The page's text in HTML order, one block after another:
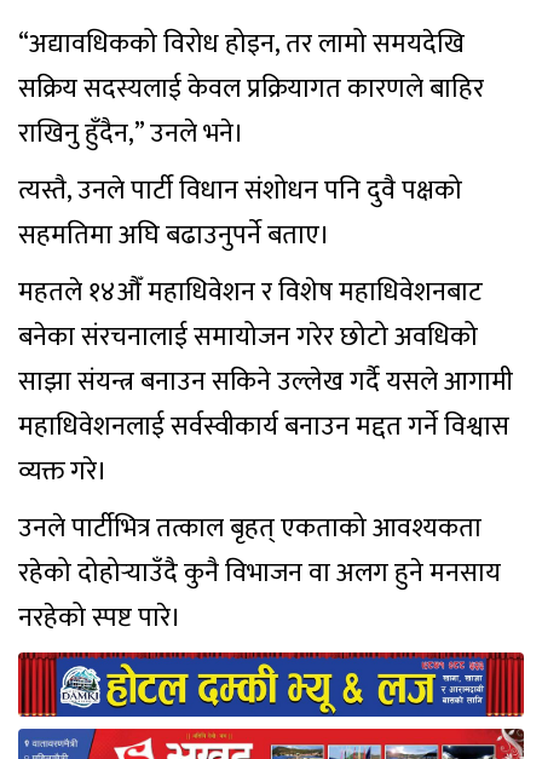
“अद्यावधिकको विरोध होइन, तर लामो समयदेखि
सक्रिय सदस्यलाई केवल प्रक्रियागत कारणले बाहिर
राखिनु हुँदैन,” उनले भने।
त्यस्तै, उनले पार्टी विधान संशोधन पनि दुवै पक्षको
सहमतिमा अघि बढाउनुपर्ने बताए।
महतले १४औँ महाधिवेशन र विशेष महाधिवेशनबाट
बनेका संरचनालाई समायोजन गरेर छोटो अवधिको
साझा संयन्त्र बनाउन सकिने उल्लेख गर्दै यसले आगामी
महाधिवेशनलाई सर्वस्वीकार्य बनाउन मद्दत गर्ने विश्वास
व्यक्त गरे।
उनले पार्टीभित्र तत्काल बृहत् एकताको आवश्यकता
रहेको दोहोर्‍याउँदै कुनै विभाजन वा अलग हुने मनसाय
नरहेको स्पष्ट पारे।